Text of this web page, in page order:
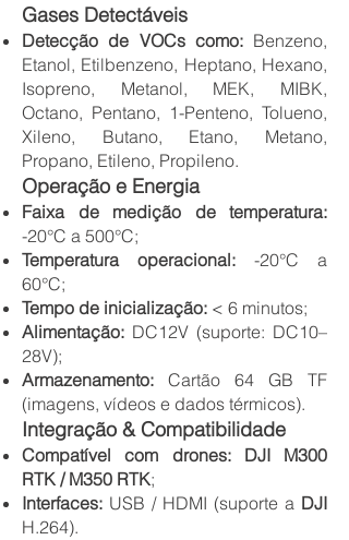
Gases Detectáveis
Detecção de VOCs como:​ Benzeno,
Etanol, Etilbenzeno, Heptano, Hexano,
Isopreno, Metanol, MEK, MIBK,
Octano, Pentano, 1-Penteno, Tolueno,
Xileno, Butano, Etano, Metano,
Propano, Etileno, Propileno.
Operação e Energia
Faixa de medição de temperatura:
-20°C a 500°C;
Temperatura operacional: -20°C a
60°C;
Tempo de inicialização: < 6 minutos;
Alimentação: DC12V (suporte: DC10–
28V);
Armazenamento: Cartão 64 GB TF
(imagens, vídeos e dados térmicos).
Integração & Compatibilidade
Compatível com drones: DJI M300
RTK / M350 RTK;
Interfaces: USB / HDMI (suporte a DJI
H.264).